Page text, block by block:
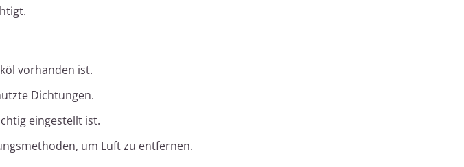
vorhanden ist.
Dichtungen.
eingestellt ist.
um Luft zu entfernen.